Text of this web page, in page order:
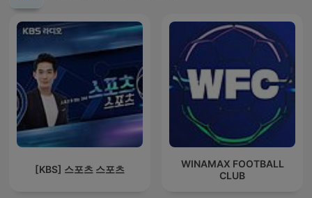
[KBS] 스포츠 스포츠
WINAMAX FOOTBALL
CLUB